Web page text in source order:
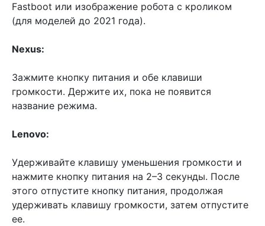
Fastboot или изображение робота с кроликом
(для моделей до 2021 года).
Nexus:
Зажмите кнопку питания и обе клавиши
громкости. Держите их, пока не появится
название режима.
Lenovo:
Удерживайте клавишу уменьшения громкости и
нажмите кнопку питания на 2–3 секунды. После
этого отпустите кнопку питания, продолжая
удерживать клавишу громкости, затем отпустите
ее.